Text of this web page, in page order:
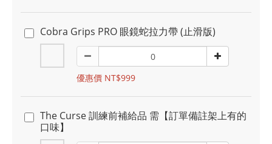
Cobra Grips PRO 眼鏡蛇拉力帶 (止滑版)
優惠價 NT$999
The Curse 訓練前補給品 需【訂單備註架上有的
口味】